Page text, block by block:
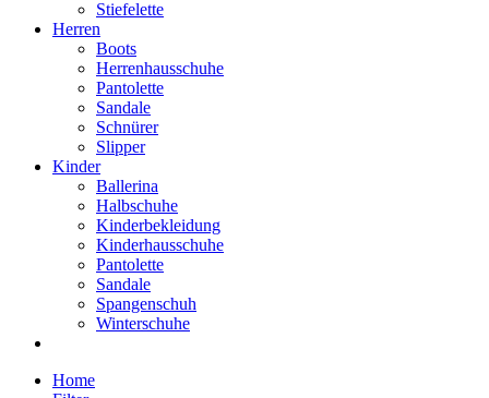
Stiefelette
Herren
Boots
Herrenhausschuhe
Pantolette
Sandale
Schnürer
Slipper
Kinder
Ballerina
Halbschuhe
Kinderbekleidung
Kinderhausschuhe
Pantolette
Sandale
Spangenschuh
Winterschuhe
Home